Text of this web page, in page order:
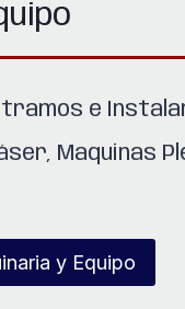
e
Maquinas
y Equipo